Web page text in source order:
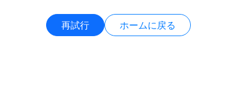
再試行 ホームに戻る